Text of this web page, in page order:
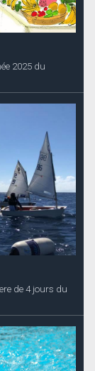
2025 du
de 4 jours du